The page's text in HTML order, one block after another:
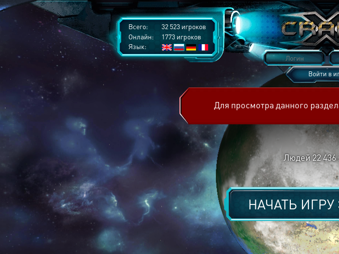
Всего:
32 523 игроков
Онлайн:
1773 игроков
Язык:
Войти в
Для просмотра данного
Людей 22 436
НАЧАТЬ ИГРУ